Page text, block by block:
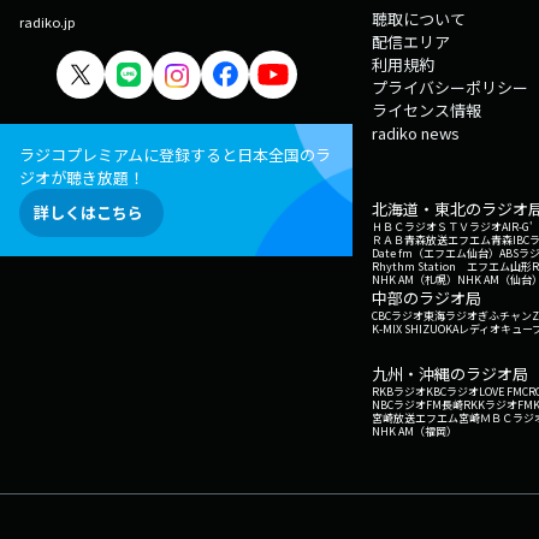
radiko.jp
ラジコプレミアムに登録すると日本全国のラ
ジオが聴き放題！
詳しくはこちら
聴取について
配信エリア
利用規約
プライバシーポリシー
ライセンス情報
radiko news
北海道・東北のラジオ
ＨＢＣラジオＳＴＶラジオAIR-G'
ＲＡＢ青森放送エフエム青森IBC
Date fm（エフエム仙台） ABSラ
Rhythm Station エフエム山形
NHK AM（札幌） NHK AM（仙台
中部のラジオ局
CBCラジオ東海ラジオぎふチャン
K-MIX SHIZUOKAレディオキュー
九州・沖縄のラジオ局
RKBラジオKBCラジオLOVE FM
NBCラジオFM長崎RKKラジオ
宮崎放送エフエム宮崎ＭＢＣラジ
NHK AM（福岡）